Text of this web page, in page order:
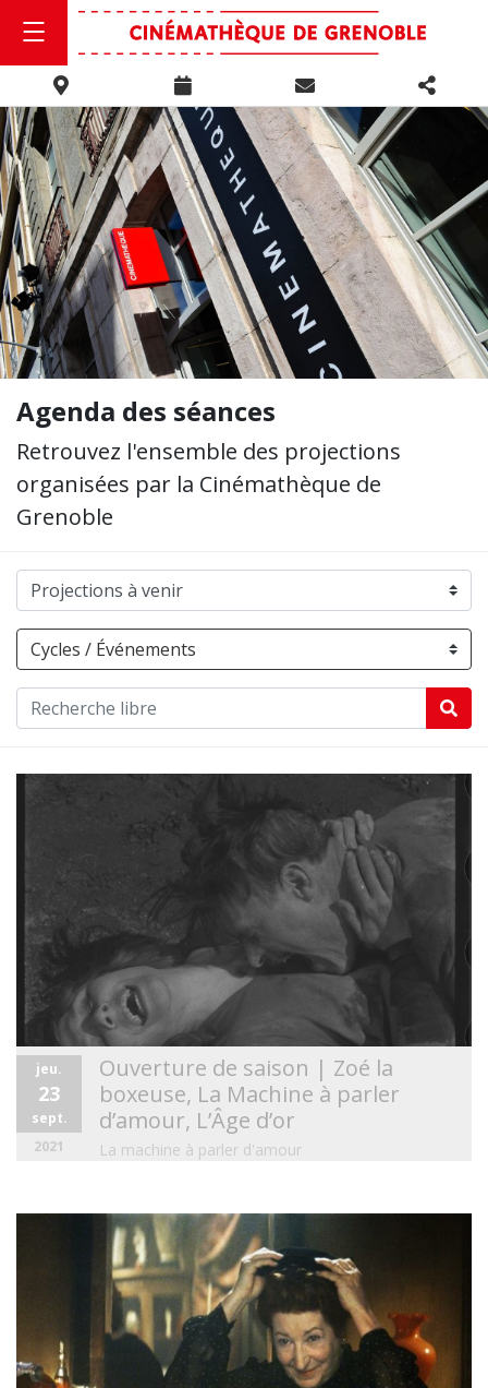
Agenda des séances
Retrouvez l'ensemble des projections
organisées par la Cinémathèque de
Grenoble
jeu.
23
sept.
2021
Ouverture de saison | Zoé la
boxeuse, La Machine à parler
d’amour, L’Âge d’or
La machine à parler d'amour